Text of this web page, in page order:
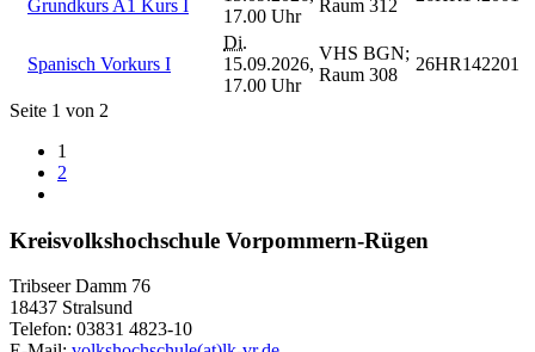
Grundkurs A1 Kurs I
17.00 Uhr
Raum 312
Spanisch Vorkurs I
Di.
15.09.2026,
17.00 Uhr
VHS BGN;
Raum 308
26HR142201
Seite 1 von 2
1
2
Kreisvolkshochschule Vorpommern-Rügen
Tribseer Damm 76
18437 Stralsund
Telefon: 03831 4823-10